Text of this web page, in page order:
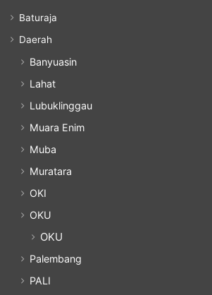
Baturaja
Daerah
Banyuasin
Lahat
Lubuklinggau
Muara Enim
Muba
Muratara
OKI
OKU
OKU
Palembang
PALI